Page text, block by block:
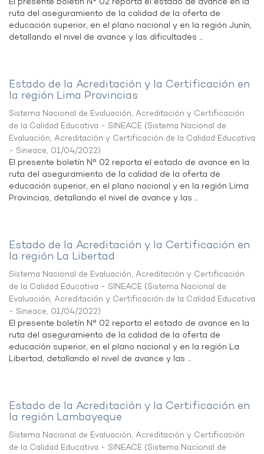
ruta del aseguramiento de la calidad de la oferta de
educación superior, en el plano nacional y en la región Junín,
detallando el nivel de avance y las dificultades ...
Estado de la Acreditación y la Certificación en
la región Lima Provincias
Sistema Nacional de Evaluación, Acreditación y Certificación
de la Calidad Educativa - SINEACE (Sistema Nacional de
Evaluación, Acreditación y Certificación de la Calidad Educativa
- Sineace, 01/04/2022)
El presente boletín N° 02 reporta el estado de avance en la
ruta del aseguramiento de la calidad de la oferta de
educación superior, en el plano nacional y en la región Lima
Provincias, detallando el nivel de avance y las ...
Estado de la Acreditación y la Certificación en
la región La Libertad
Sistema Nacional de Evaluación, Acreditación y Certificación
de la Calidad Educativa - SINEACE (Sistema Nacional de
Evaluación, Acreditación y Certificación de la Calidad Educativa
- Sineace, 01/04/2022)
El presente boletín N° 02 reporta el estado de avance en la
ruta del aseguramiento de la calidad de la oferta de
educación superior, en el plano nacional y en la región La
Libertad, detallando el nivel de avance y las ...
Estado de la Acreditación y la Certificación en
la región Lambayeque
Sistema Nacional de Evaluación, Acreditación y Certificación
de la Calidad Educativa - SINEACE (Sistema Nacional de